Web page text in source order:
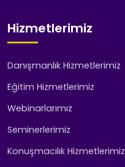
Hizmetlerimiz
Danışmanlık Hizmetlerimiz
Eğitim Hizmetlerimiz
Webinarlarımız
Seminerlerimiz
Konuşmacılık Hizmetlerimiz